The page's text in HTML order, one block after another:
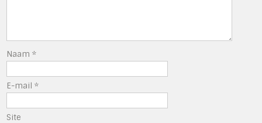
Naam*
E-mail*
Site